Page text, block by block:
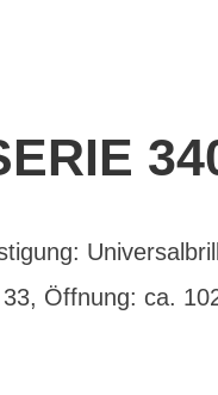
Öffnung: ca.